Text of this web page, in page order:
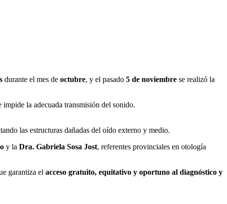
durante el mes de octubre, y el pasado 5 de noviembre se realizó la
la adecuada transmisión del sonido.
las estructuras dañadas del oído externo y medio.
y la Dra. Gabriela Sosa Jost, referentes provinciales en otología
garantiza el acceso gratuito, equitativo y oportuno al diagnóstico y